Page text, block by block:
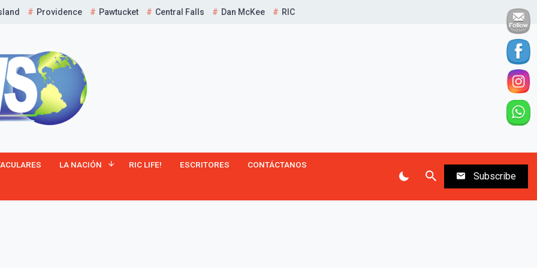
Providence Pawtucket Central Falls Dan McKee RIC
LA NACIÓN RIC LIFE! ESCRITORES CONTÁCTANOS
Subscribe
¡Suscríbete y Vive la
Experiencia!